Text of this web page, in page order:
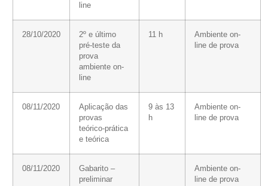
line
28/10/2020
2º e último
pré-teste da
prova
ambiente on-
line
11 h
Ambiente on-
line de prova
08/11/2020
Aplicação das
provas
teórico-prática
e teórica
9 às 13
h
Ambiente on-
line de prova
08/11/2020
Gabarito –
preliminar
Ambiente on-
line de prova